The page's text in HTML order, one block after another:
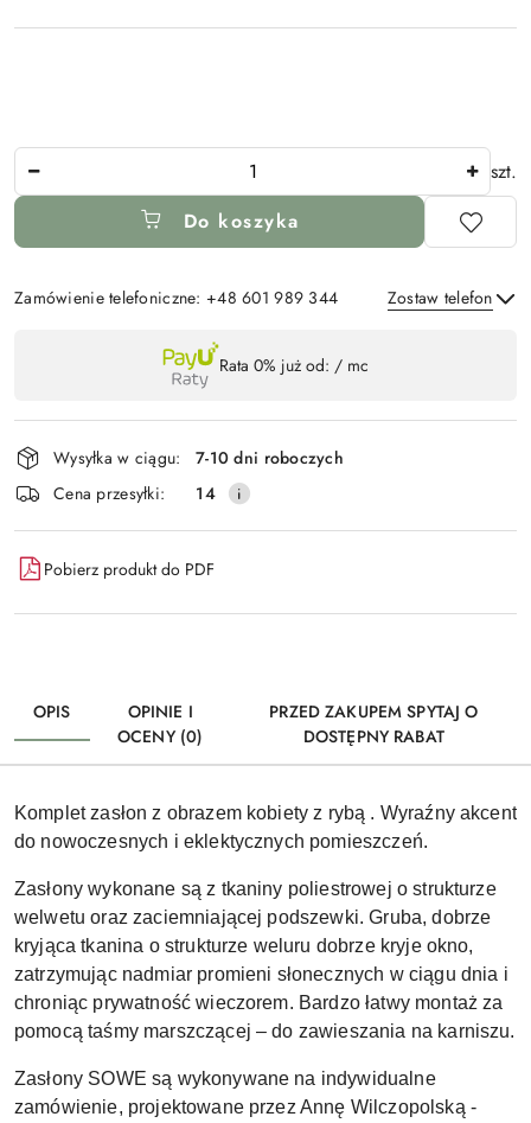
szt.
Do koszyka
Zamówienie telefoniczne: +48 601 989 344 Zostaw telefon
płatność
i
dostawa
Rata 0% już od: / mc
Wysyłka w ciągu:
7-10 dni roboczych
Cena przesyłki:
14
Pobierz produkt do PDF
OPIS
OPINIE I
OCENY (0)
PRZED ZAKUPEM SPYTAJ O
DOSTĘPNY RABAT
Komplet zasłon z obrazem kobiety z rybą . Wyraźny akcent
do nowoczesnych i eklektycznych pomieszczeń.
Zasłony wykonane są z tkaniny poliestrowej o strukturze
welwetu oraz zaciemniającej podszewki. Gruba, dobrze
kryjąca tkanina o strukturze weluru dobrze kryje okno,
zatrzymując nadmiar promieni słonecznych w ciągu dnia i
chroniąc prywatność wieczorem. Bardzo łatwy montaż za
pomocą taśmy marszczącej – do zawieszania na karniszu.
Zasłony SOWE są wykonywane na indywidualne
zamówienie, projektowane przez Annę Wilczopolską -